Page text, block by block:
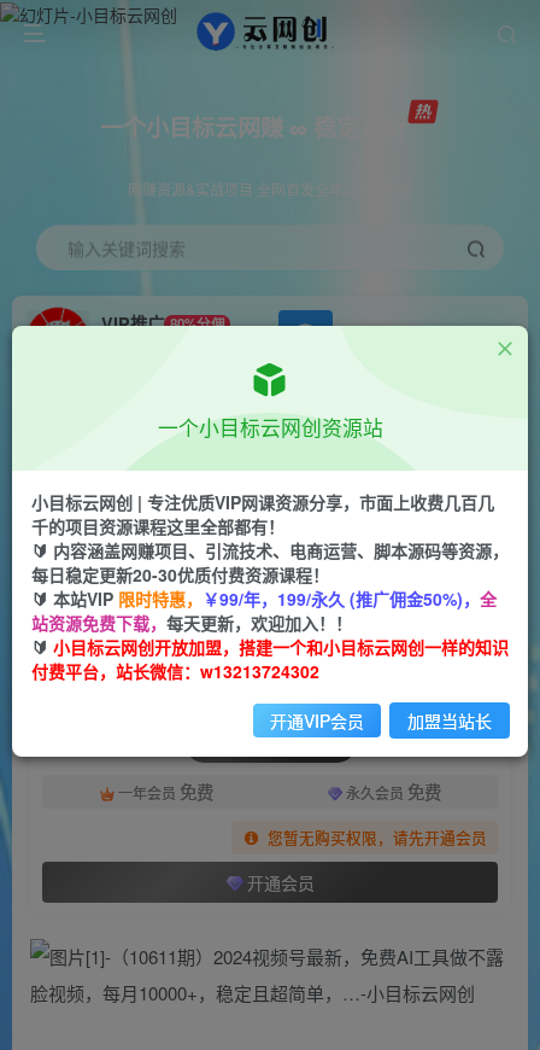
一个小目标云网赚 ∞ 稳定更新
网赚资源&实战项目 全网首发全年365天更新
输入关键词搜索
VIP推广 80%分佣
会员免费 正文
（10611期）2024视频号最新，免费AI工具做不露
脸视频，每月10000+，稳定且超简单，…
一个小目标云网创
2年前更新
关注 私信
178 30
此内容为付费资源，请付费后查看
会员专属资源
一年会员 免费 永久会员 免费
您暂无购买权限，请先开通会员
开通会员
付费资源
一个小目标云网创资源站
小目标云网创 | 专注优质VIP网课资源分享，市面上收费几百几
千的项目资源课程这里全部都有！
🔰 内容涵盖网赚项目、引流技术、电商运营、脚本源码等资源，
每日稳定更新20-30优质付费资源课程！
🔰 本站VIP 限时特惠， ￥99/年，199/永久 (推广佣金50%)， 全
站资源免费下载， 每天更新，欢迎加入！！
🔰 小目标云网创开放加盟，搭建一个和小目标云网创一样的知识
付费平台，站长微信：w13213724302
开通VIP会员 加盟当站长